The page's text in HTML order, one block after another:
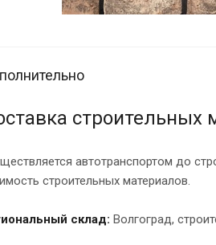
строительных
автотранспортом до
строительных материалов.
склад: Волгоград,